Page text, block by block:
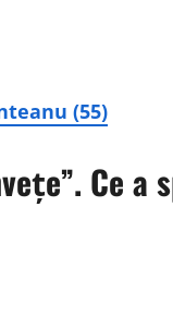
(55)
Ce a